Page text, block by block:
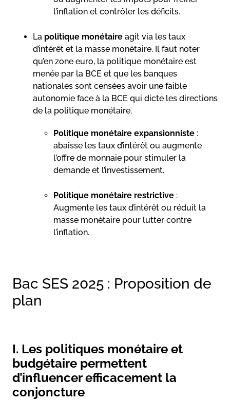
l’inflation et contrôler les déficits.
La politique monétaire agit via les taux
d’intérêt et la masse monétaire. Il faut noter
qu’en zone euro, la politique monétaire est
menée par la BCE et que les banques
nationales sont censées avoir une faible
autonomie face à la BCE qui dicte les directions
de la politique monétaire.
Politique monétaire expansionniste :
abaisse les taux d’intérêt ou augmente
l’offre de monnaie pour stimuler la
demande et l’investissement.
Politique monétaire restrictive :
Augmente les taux d’intérêt ou réduit la
masse monétaire pour lutter contre
l’inflation.
Bac SES 2025 : Proposition de
plan
I. Les politiques monétaire et
budgétaire permettent
d’influencer efficacement la
conjoncture